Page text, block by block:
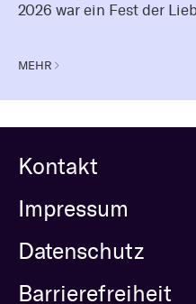
2026 war ein Fest der
MEHR
Kontakt
Impressum
Datenschutz
Barrierefreiheit